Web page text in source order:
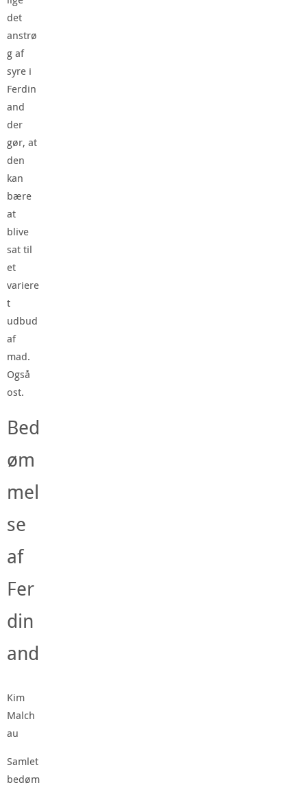
det
anstrø
g af
syre i
Ferdin
and
der
gør, at
den
kan
bære
at
blive
sat til
et
variere
t
udbud
af
mad.
Også
ost.
Bed
øm
mel
se
af
Fer
din
and
Kim
Malch
au
Samlet
bedøm